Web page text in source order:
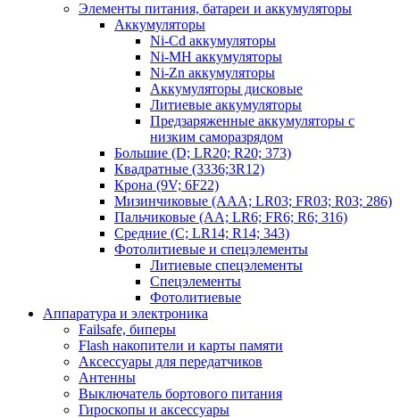
Элементы питания, батареи и аккумуляторы
Аккумуляторы
Ni-Cd аккумуляторы
Ni-MH аккумуляторы
Ni-Zn аккумуляторы
Аккумуляторы дисковые
Литиевые аккумуляторы
Предзаряженные аккумуляторы с
низким саморазрядом
Большие (D; LR20; R20; 373)
Квадратные (3336;3R12)
Крона (9V; 6F22)
Мизинчиковые (AAA; LR03; FR03; R03; 286)
Пальчиковые (AA; LR6; FR6; R6; 316)
Средние (C; LR14; R14; 343)
Фотолитиевые и спецэлементы
Литиевые спецэлементы
Спецэлементы
Фотолитиевые
Аппаратура и электроника
Failsafe, биперы
Flash накопители и карты памяти
Аксессуары для передатчиков
Антенны
Выключатель бортового питания
Гироскопы и аксессуары